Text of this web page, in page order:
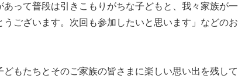
あって普段は引きこもりがちな子どもと、我々家族が
うございます。次回も参加したいと思います」などの
どもたちとそのご家族の皆さまに楽しい思い出を残し